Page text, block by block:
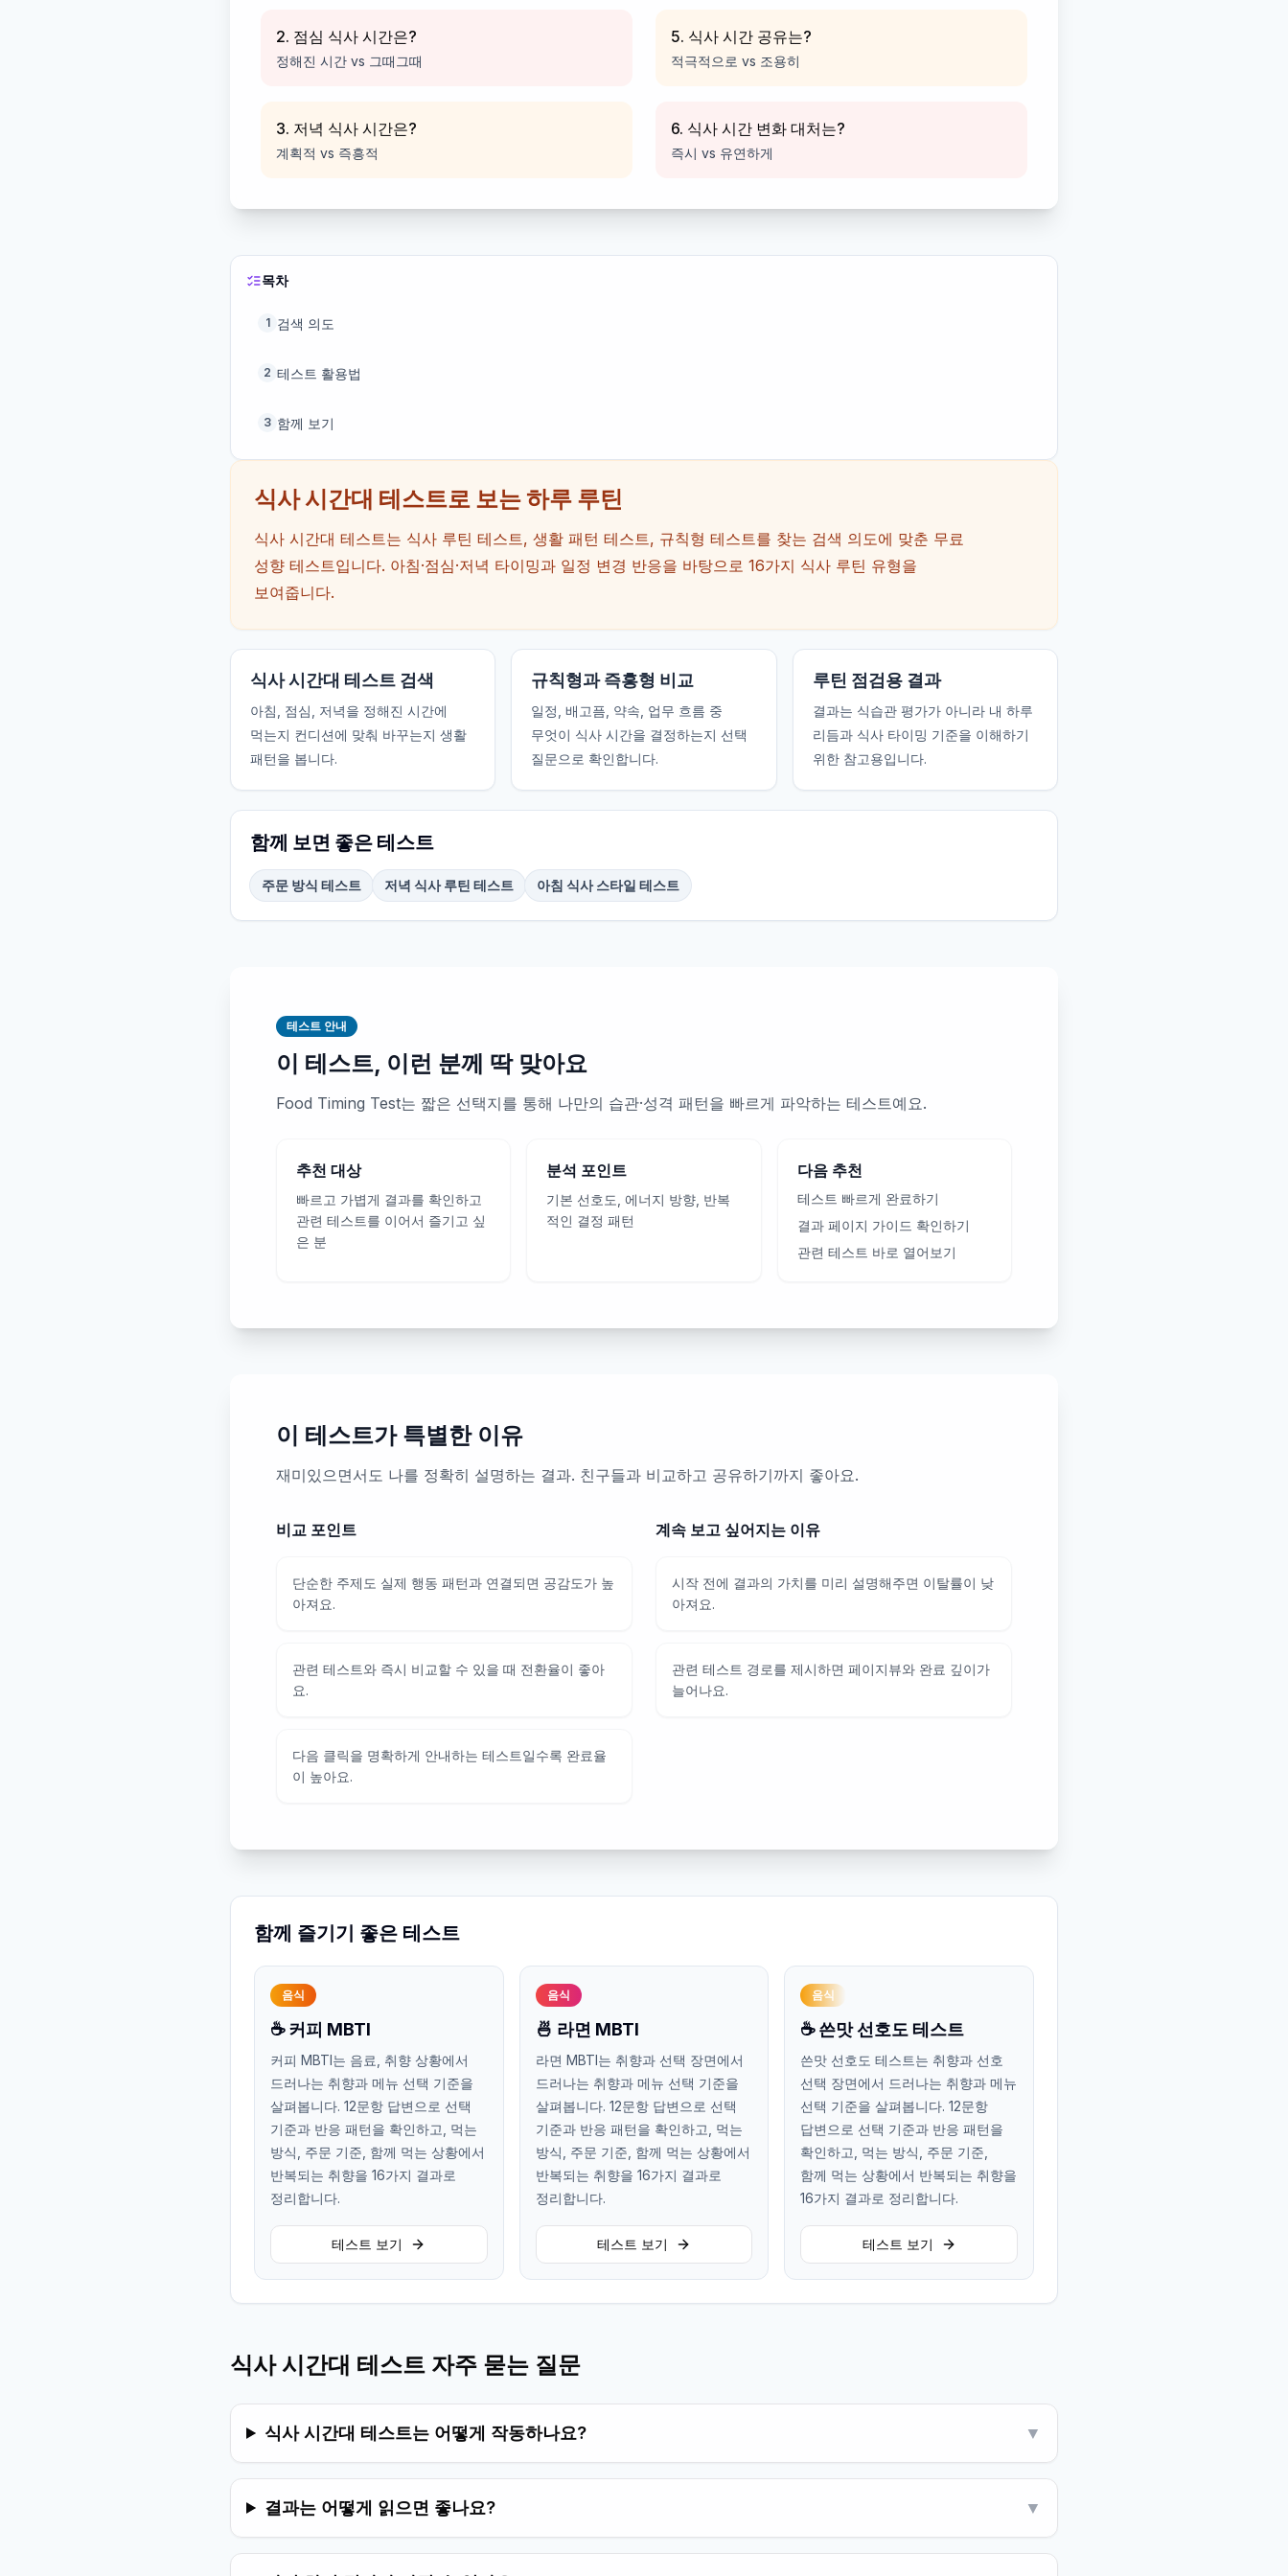
2. 점심 식사 시간은?
정해진 시간 vs 그때그때
3. 저녁 식사 시간은?
계획적 vs 즉흥적
5. 식사 시간 공유는?
적극적으로 vs 조용히
6. 식사 시간 변화 대처는?
즉시 vs 유연하게
목차
1 검색 의도
2 테스트 활용법
3 함께 보기
식사 시간대 테스트로 보는 하루 루틴
식사 시간대 테스트는 식사 루틴 테스트, 생활 패턴 테스트, 규칙형 테스트를 찾는 검색 의도에 맞춘 무료
성향 테스트입니다. 아침·점심·저녁 타이밍과 일정 변경 반응을 바탕으로 16가지 식사 루틴 유형을
보여줍니다.
식사 시간대 테스트 검색
아침, 점심, 저녁을 정해진 시간에
먹는지 컨디션에 맞춰 바꾸는지 생활
패턴을 봅니다.
규칙형과 즉흥형 비교
일정, 배고픔, 약속, 업무 흐름 중
무엇이 식사 시간을 결정하는지 선택
질문으로 확인합니다.
루틴 점검용 결과
결과는 식습관 평가가 아니라 내 하루
리듬과 식사 타이밍 기준을 이해하기
위한 참고용입니다.
함께 보면 좋은 테스트
주문 방식 테스트 저녁 식사 루틴 테스트 아침 식사 스타일 테스트
테스트 안내
이 테스트, 이런 분께 딱 맞아요
Food Timing Test는 짧은 선택지를 통해 나만의 습관·성격 패턴을 빠르게 파악하는 테스트예요.
추천 대상
빠르고 가볍게 결과를 확인하고
관련 테스트를 이어서 즐기고 싶
은 분
분석 포인트
기본 선호도, 에너지 방향, 반복
적인 결정 패턴
다음 추천
테스트 빠르게 완료하기
결과 페이지 가이드 확인하기
관련 테스트 바로 열어보기
이 테스트가 특별한 이유
재미있으면서도 나를 정확히 설명하는 결과. 친구들과 비교하고 공유하기까지 좋아요.
비교 포인트
단순한 주제도 실제 행동 패턴과 연결되면 공감도가 높
아져요.
관련 테스트와 즉시 비교할 수 있을 때 전환율이 좋아
요.
다음 클릭을 명확하게 안내하는 테스트일수록 완료율
이 높아요.
계속 보고 싶어지는 이유
시작 전에 결과의 가치를 미리 설명해주면 이탈률이 낮
아져요.
관련 테스트 경로를 제시하면 페이지뷰와 완료 깊이가
늘어나요.
함께 즐기기 좋은 테스트
음식
☕ 커피 MBTI
커피 MBTI는 음료, 취향 상황에서
드러나는 취향과 메뉴 선택 기준을
살펴봅니다. 12문항 답변으로 선택
기준과 반응 패턴을 확인하고, 먹는
방식, 주문 기준, 함께 먹는 상황에서
반복되는 취향을 16가지 결과로
정리합니다.
테스트 보기
음식
🍜 라면 MBTI
라면 MBTI는 취향과 선택 장면에서
드러나는 취향과 메뉴 선택 기준을
살펴봅니다. 12문항 답변으로 선택
기준과 반응 패턴을 확인하고, 먹는
방식, 주문 기준, 함께 먹는 상황에서
반복되는 취향을 16가지 결과로
정리합니다.
테스트 보기
음식
☕ 쓴맛 선호도 테스트
쓴맛 선호도 테스트는 취향과 선호
선택 장면에서 드러나는 취향과 메뉴
선택 기준을 살펴봅니다. 12문항
답변으로 선택 기준과 반응 패턴을
확인하고, 먹는 방식, 주문 기준,
함께 먹는 상황에서 반복되는 취향을
16가지 결과로 정리합니다.
테스트 보기
식사 시간대 테스트 자주 묻는 질문
식사 시간대 테스트는 어떻게 작동하나요? ▼
결과는 어떻게 읽으면 좋나요? ▼